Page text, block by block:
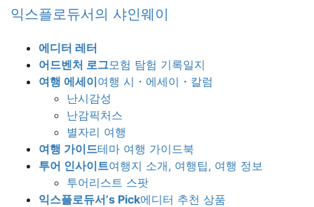
Skip
Skip
Navigation
익스플로듀서의 샤인웨이
에디터 레터
어드벤처 로그모험 탐험 기록일지
여행 에세이여행 시・에세이・칼럼
난시감성
난감픽처스
별자리 여행
여행 가이드테마 여행 가이드북
투어 인사이트여행지 소개, 여행팁, 여행 정보
투어리스트 스팟
익스플로듀서’s Pick에디터 추천 상품